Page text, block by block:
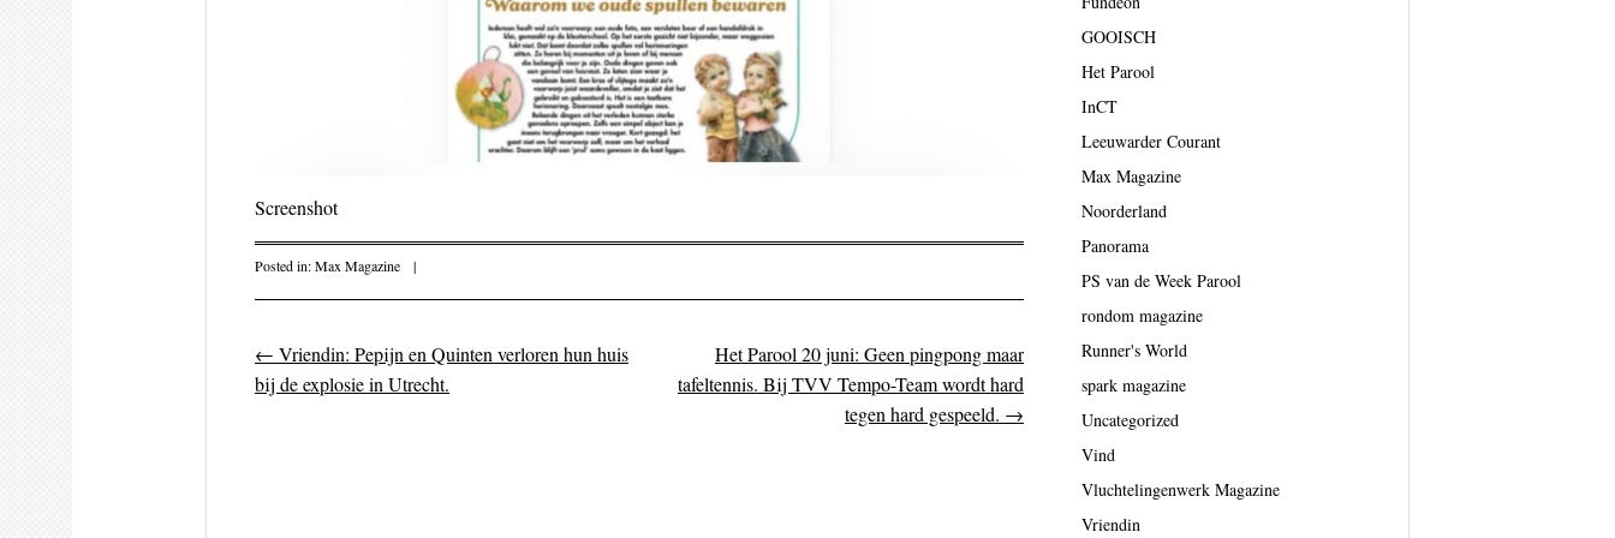
Screenshot
Posted in:Max Magazine |
Post navigation
← Vriendin: Pepijn en Quinten verloren hun huis
bij de explosie in Utrecht.
Het Parool 20 juni: Geen pingpong maar
tafeltennis. Bij TVV Tempo-Team wordt hard
tegen hard gespeeld. →
GOOISCH
Het Parool
InCT
Leeuwarder Courant
Max Magazine
Noorderland
Panorama
PS van de Week Parool
rondom magazine
Runner's World
spark magazine
Uncategorized
Vind
Vluchtelingenwerk Magazine
Vriendin